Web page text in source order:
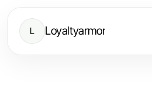
L Loyaltyarmor